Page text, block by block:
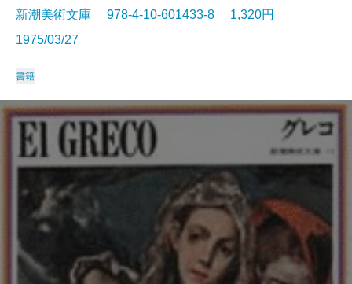
新潮美術文庫 978-4-10-601433-8 1,320円
1975/03/27
書籍